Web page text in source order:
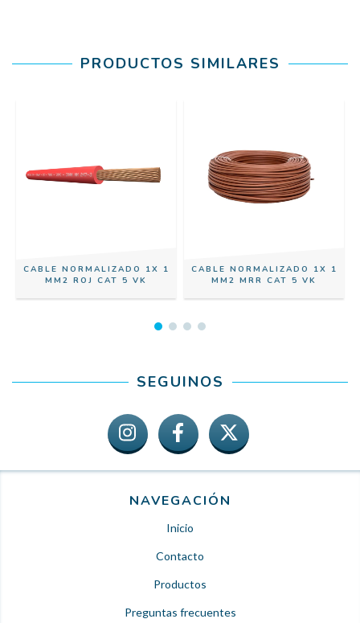
PRODUCTOS SIMILARES
CABLE NORMALIZADO 1X 1
MM2 ROJ CAT 5 VK
CABLE NORMALIZADO 1X 1
MM2 MRR CAT 5 VK
SEGUINOS
NAVEGACIÓN
Inicio
Contacto
Productos
Preguntas frecuentes